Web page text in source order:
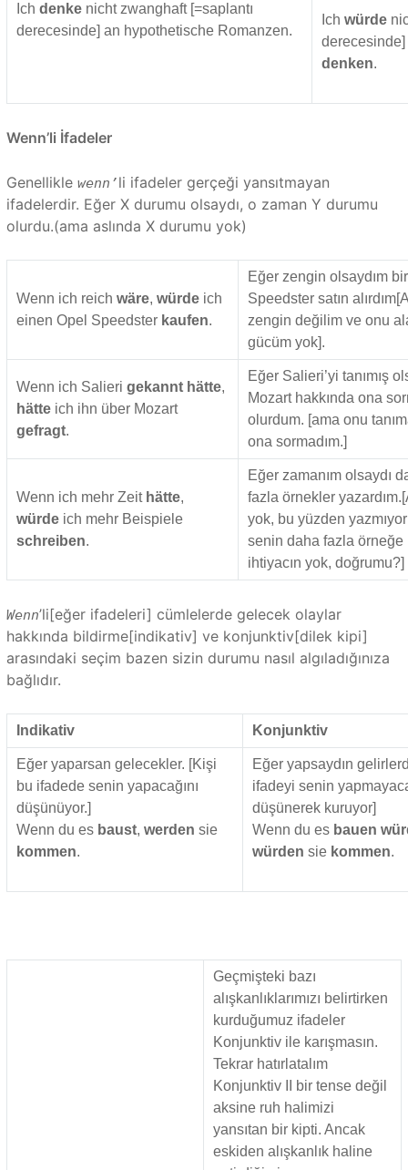
Ich denke nicht zwanghaft [=saplantı
derecesinde] an hypothetische Romanzen.
Ich würde
denken.
Wenn’li İfadeler
Genellikle wenn’li ifadeler gerçeği yansıtmayan
ifadelerdir. Eğer X durumu olsaydı, o zaman Y durumu
olurdu.(ama aslında X durumu yok)
Wenn ich reich wäre, würde ich
einen Opel Speedster kaufen.
Eğer zengin olsaydım
Speedster satın
zengin değilim ve onu
gücüm yok].
Wenn ich Salieri gekannt hätte,
hätte ich ihn über Mozart
gefragt.
Eğer Salieri’yi tanımış
Mozart hakkında ona
olurdum. [ama onu
ona sormadım.]
Wenn ich mehr Zeit hätte,
würde ich mehr Beispiele
schreiben.
Eğer zamanım olsaydı
fazla örnekler
yok, bu yüzden
senin daha fazla örneğe
ihtiyacın yok, doğrumu?]
Wenn’li[eğer ifadeleri] cümlelerde gelecek olaylar
hakkında bildirme[indikativ] ve konjunktiv[dilek kipi]
arasındaki seçim bazen sizin durumu nasıl algıladığınıza
bağlıdır.
Indikativ Konjunktiv
Eğer yaparsan gelecekler. [Kişi
bu ifadede senin yapacağını
düşünüyor.]
Wenn du es baust, werden sie
kommen.
Eğer yapsaydın
ifadeyi senin
düşünerek kuruyor]
Wenn du es bauen
würden sie kommen.
Geçmişteki bazı
alışkanlıklarımızı belirtirken
kurduğumuz ifadeler
Konjunktiv ile karışmasın.
Tekrar hatırlatalım
Konjunktiv II bir tense değil
aksine ruh halimizi
yansıtan bir kipti. Ancak
eskiden alışkanlık haline